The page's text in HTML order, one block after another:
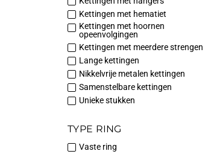
Kettingen met hematiet
Kettingen met hoornen
opeenvolgingen
Kettingen met meerdere strengen
Lange kettingen
Nikkelvrije metalen kettingen
Samenstelbare kettingen
Unieke stukken
TYPE RING
Vaste ring